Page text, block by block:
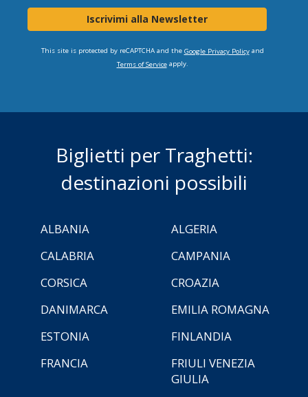
Iscrivimi alla Newsletter
This site is protected by reCAPTCHA and the Google Privacy Policyand
Terms of Serviceapply.
Biglietti per Traghetti:
destinazioni possibili
ALBANIA
ALGERIA
CALABRIA
CAMPANIA
CORSICA
CROAZIA
DANIMARCA
EMILIA ROMAGNA
ESTONIA
FINLANDIA
FRANCIA
FRIULI VENEZIA
GIULIA